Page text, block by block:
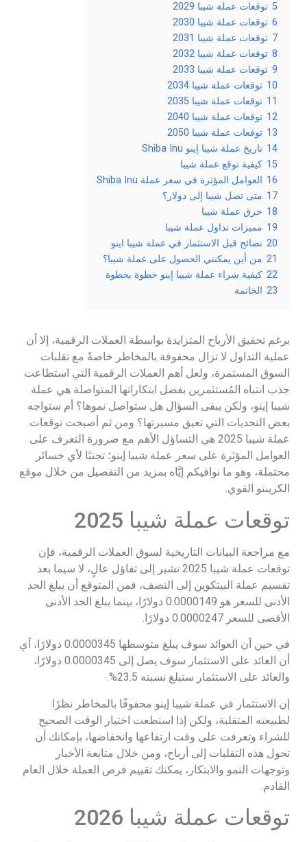
5 توقعات عملة شيبا 2029
6 توقعات عملة شيبا 2030
7 توقعات عملة شيبا 2031
8 توقعات عملة شيبا 2032
9 توقعات عملة شيبا 2033
10 توقعات عملة شيبا 2034
11 توقعات عملة شيبا 2035
12 توقعات عملة شيبا 2040
13 توقعات عملة شيبا 2050
14 تاريخ عملة شيبا إينو Shiba Inu
15 كيفية توقع عملة شيبا
16 العوامل المؤثرة في سعر عملة Shiba Inu
17 متى تصل شيبا إلى دولار؟
18 حرق عملة شيبا
19 مميزات تداول عملة شيبا
20 نصائح قبل الاستثمار في عملة شيبا اينو
21 من أين يمكنني الحصول على عملة شيبا؟
22 كيفية شراء عملة شيبا إينو خطوة بخطوة
23 الخاتمة
برغم تحقيق الأرباح المتزايدة بواسطة العملات الرقمية، إلا أن
عملية التداول لا تزال محفوفة بالمخاطر خاصةً مع تقلبات
السوق المستمرة، ولعل أهم العملات الرقمية التي استطاعت
جذب انتباه المُستثمرين بفضل ابتكاراتها المتواصلة هي عملة
شيبا إينو، ولكن يبقى السؤال هل ستواصل نموها؟ أم ستواجه
بعض التحديات التي تعيق مسيرتها؟ ومن ثم أصبحت توقعات
عملة شيبا 2025 هي التساؤل الأهم مع ضرورة التعرف على
العوامل المؤثرة على سعر عملة شيبا إينو؛ تجنبًا لأي خسائر
محتملة، وهو ما نوافيكم إيَّاه بمزيد من التفصيل من خلال موقع
الكريبتو القوي.
توقعات عملة شيبا 2025
مع مراجعة البيانات التاريخية لسوق العملات الرقمية، فإن
توقعات عملة شيبا 2025 تشير إلى تفاؤل عالٍ، لا سيما بعد
تقسيم عملة البيتكوين إلى النصف، فمن المتوقع أن يبلغ الحد
الأدنى للسعر هو 0.0000149 دولارًا، بينما يبلغ الحد الأدنى
الأقصى للسعر 0.0000247 دولارًا.
في حين أن العوائد سوف يبلغ متوسطها 0.0000345 دولارًا، أي
أن العائد على الاستثمار سوف يصل إلى 0.0000345 دولارًا،
والعائد على الاستثمار ستبلغ نسبته 23.5%.
إن الاستثمار في عملة شيبا إينو محفوفًا بالمخاطر نظرًا
لطبيعته المتقلبة، ولكن إذا استطعت اختيار الوقت الصحيح
للشراء وتعرفت على وقت ارتفاعها وانخفاضها، بإمكانك أن
تحول هذه التقلبات إلى أرباح، ومن خلال متابعة الأخبار
وتوجهات النمو والابتكار، يمكنك تقييم فرص العملة خلال العام
القادم.
توقعات عملة شيبا 2026